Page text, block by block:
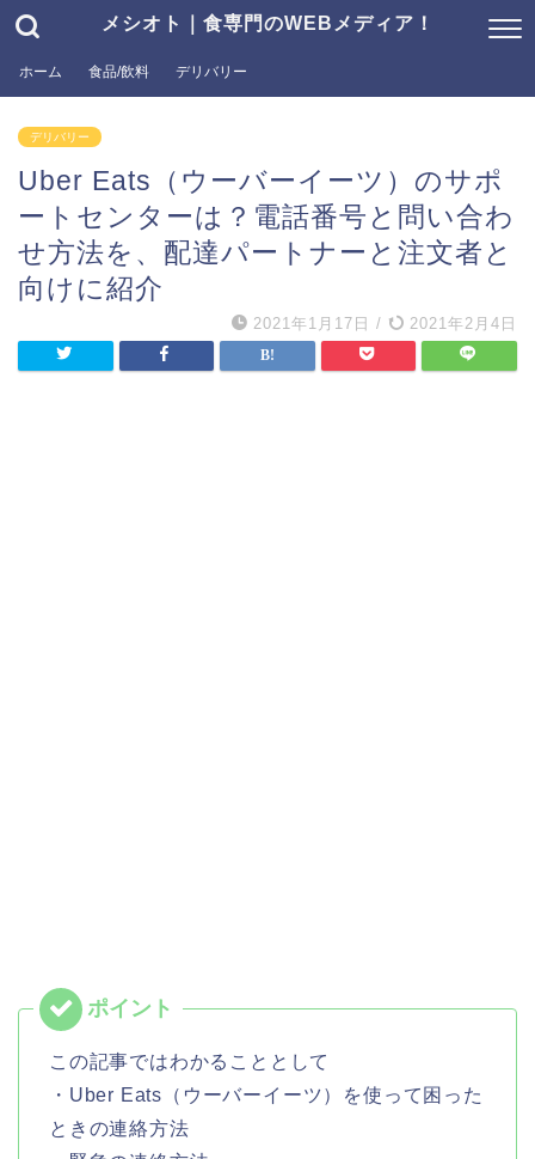
メシオト｜食専門のWEBメディア！
ホーム 食品/飲料 デリバリー
デリバリー
Uber Eats（ウーバーイーツ）のサポ
ートセンターは？電話番号と問い合わ
せ方法を、配達パートナーと注文者と
向けに紹介
2021年1月17日 / 2021年2月4日
この記事ではわかることとして
・Uber Eats（ウーバーイーツ）を使って困った
ときの連絡方法